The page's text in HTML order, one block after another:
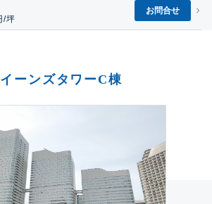
坪
お問合せ
ーンズタワーC棟